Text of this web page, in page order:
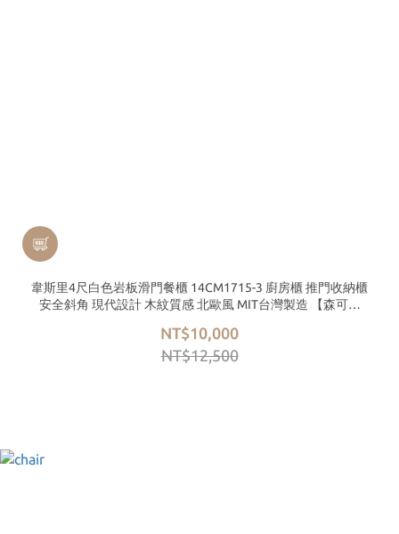
韋斯里4尺白色岩板滑門餐櫃 14CM1715-3 廚房櫃 推門收納櫃
安全斜角 現代設計 木紋質感 北歐風 MIT台灣製造 【森可家
NT$10,000
NT$12,500